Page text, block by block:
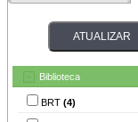
Biblioteca
BRT (4)